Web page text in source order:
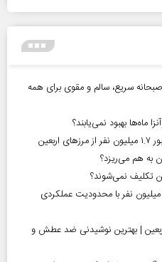
صبحانه چی درست کنم؟ معرفی ۳۰ صبحانه سریع، سالم و مقوی برای همه
ماه‌ها بهبود نمی‌یابند؟
به هم می‌ریزد؟
تکلیف نمی‌شوند؟
آمار معلولیت در ایران | بیش از ۱۰.۵ میلیون نفر با محدودیت عملکردی
| بهترین نوشیدنی ضد عطش و